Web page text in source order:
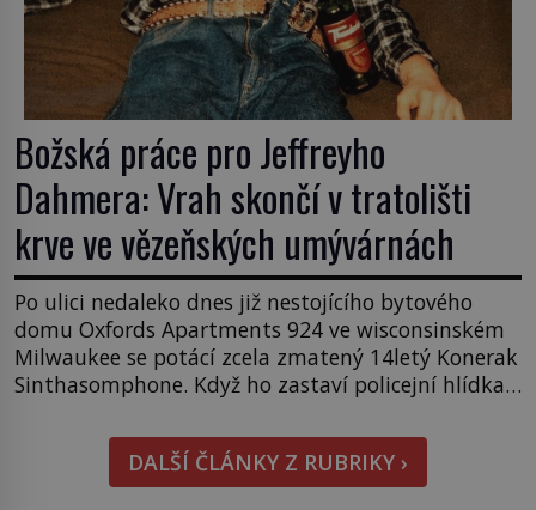
Božská práce pro Jeffreyho
Dahmera: Vrah skončí v tratolišti
krve ve vězeňských umývárnách
Po ulici nedaleko dnes již nestojícího bytového
domu Oxfords Apartments 924 ve wisconsinském
Milwaukee se potácí zcela zmatený 14letý Konerak
Sinthasomphone. Když ho zastaví policejní hlídka,
Strážníci ho dopraví zpět do udaného bytu. Oním
„kamarádem“ je ovšem jeden z nejslavnějších
vrahů, Jeffrey Dahmer (1960–1994). Je 27. května
DALŠÍ ČLÁNKY Z RUBRIKY ›